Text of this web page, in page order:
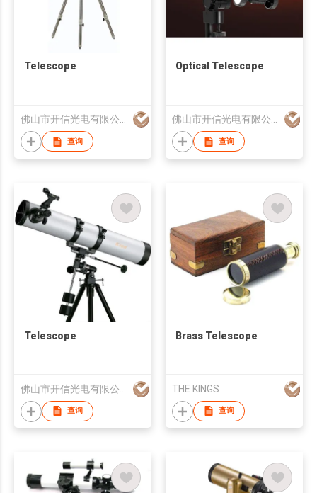
Telescope
佛山市开信光电有限公司
查询
Optical Telescope
佛山市开信光电有限公司
查询
Telescope
查询
Brass Telescope
THE KINGS
查询